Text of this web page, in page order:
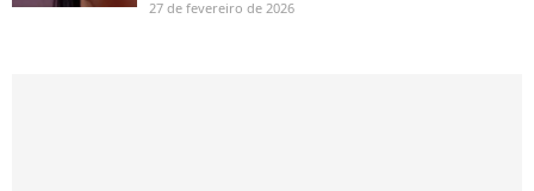
27 de fevereiro de 2026